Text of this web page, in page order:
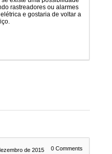
rastreadores ou alarmes
e gostaria de voltar a
de 2015 0 Comments